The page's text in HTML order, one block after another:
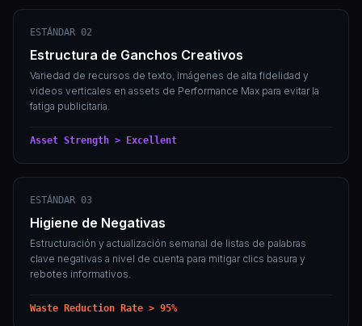
ESTÁNDAR 02
Estructura de Ganchos Creativos
Variedad de recursos de texto, imágenes de alta fidelidad y
videos verticales en assets de Performance Max para evitar la
fatiga publicitaria.
Asset Strength > Excellent
ESTÁNDAR 03
Higiene de Negativas
Estructuración y actualización semanal de listas de palabras
clave negativas a nivel de cuenta para mitigar clics basura y
rebotes informativos.
Waste Reduction Rate > 95%